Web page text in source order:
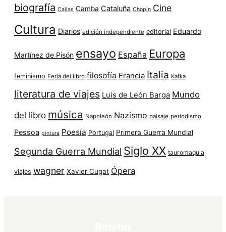
biografía Callas Camba Cataluña Chopin Cine
Cultura Diarios edición independiente editorial Eduardo
Martínez de Pisón ensayo España Europa
feminismo Feria del libro filosofía Francia Italia Kafka
literatura de viajes Luis de León Barga Mundo
del libro música Napoleón Nazismo paisaje periodismo
Pessoa pintura Poesía Portugal Primera Guerra Mundial
Segunda Guerra Mundial Siglo XX tauromaquia
viajes wagner Xavier Cugat Ópera